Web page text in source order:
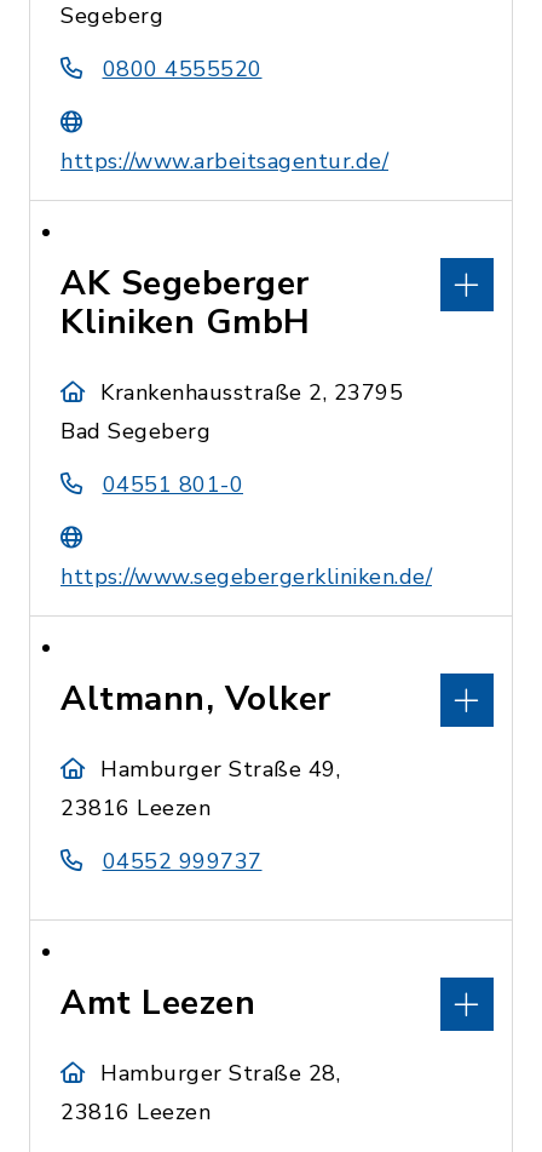
Segeberg
0800 4555520
https://www.arbeitsagentur.de/
AK Segeberger
Kliniken GmbH
Krankenhausstraße 2, 23795
Bad Segeberg
04551 801-0
https://www.segebergerkliniken.de/
Altmann, Volker
Hamburger Straße 49,
23816 Leezen
04552 999737
Amt Leezen
Hamburger Straße 28,
23816 Leezen